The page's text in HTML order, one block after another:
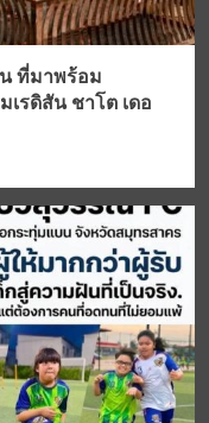
ที่มาพร้อม
เรดิสัน ชาโต เดอ